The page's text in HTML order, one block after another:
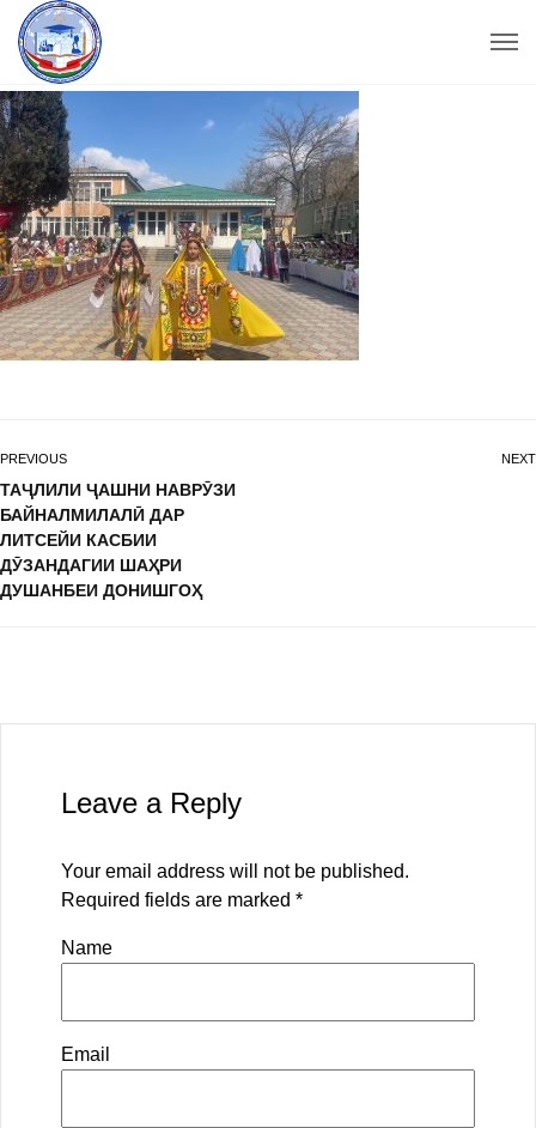
PREVIOUS
ТАҶЛИЛИ ҶАШНИ НАВРӮЗИ
БАЙНАЛМИЛАЛӢ ДАР
ЛИТСЕЙИ КАСБИИ
ДӮЗАНДАГИИ ШАҲРИ
ДУШАНБЕИ ДОНИШГОҲ
NEXT
Leave a Reply
Your email address will not be published.
Required fields are marked *
Name
Email